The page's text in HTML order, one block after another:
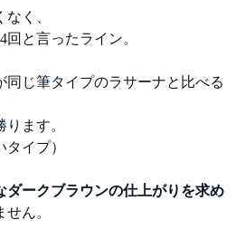
く、
と言ったライン。
同じ筆タイプのラサーナと比べる
ます。
タイプ）
ダークブラウンの仕上がりを求め
ん。